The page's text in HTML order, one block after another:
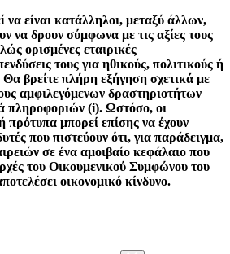
να είναι κατάλληλοι, μεταξύ άλλων,
να δρουν σύμφωνα με τις αξίες τους
ορισμένες εταιρικές
τους για ηθικούς, πολιτικούς ή
Θα βρείτε πλήρη εξήγηση σχετικά με
αμφιλεγόμενων δραστηριοτήτων
πληροφοριών (i). Ωστόσο, οι
πρότυπα μπορεί επίσης να έχουν
που πιστεύουν ότι, για παράδειγμα,
σε ένα αμοιβαίο κεφάλαιο που
του Οικουμενικού Συμφώνου του
οικονομικό κίνδυνο.